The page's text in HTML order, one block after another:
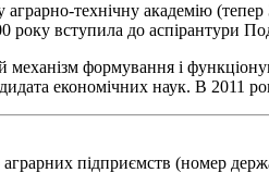
технічну академію
вступила до аспірантури
формування і
економічних наук. В 2011
підприємств (номер